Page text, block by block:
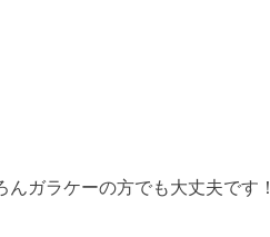
ガラケーの方でも大丈夫です！